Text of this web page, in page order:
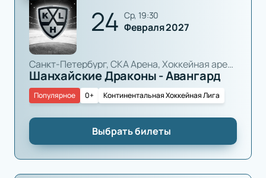
24 ср, 19:30
Февраля 2027
Санкт-Петербург, СКА Арена, Хоккейная арена
Шанхайские Драконы - Авангард
0+ Континентальная Хоккейная Лига
Популярное
Выбрать билеты